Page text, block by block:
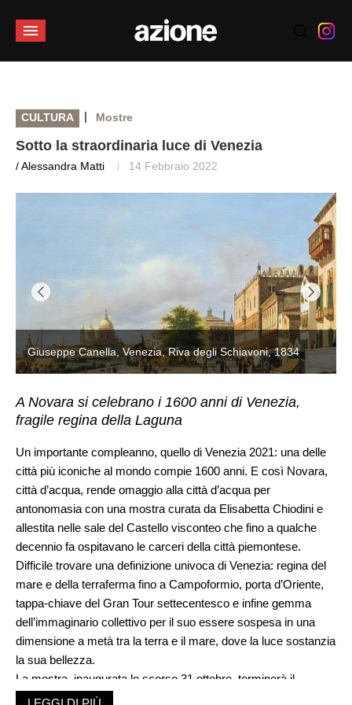
CULTURA | Mostre
Sotto la straordinaria luce di Venezia
/ Alessandra Matti 14 Febbraio 2022
Giuseppe Canella, Venezia, Riva degli Schiavoni, 1834
A Novara si celebrano i 1600 anni di Venezia,
fragile regina della Laguna
Un importante compleanno, quello di Venezia 2021: una delle
città più iconiche al mondo compie 1600 anni. E così Novara,
città d’acqua, rende omaggio alla città d’acqua per
antonomasia con una mostra curata da Elisabetta Chiodini e
allestita nelle sale del Castello visconteo che fino a qualche
decennio fa ospitavano le carceri della città piemontese.
Difficile trovare una definizione univoca di Venezia: regina del
mare e della terraferma fino a Campoformio, porta d’Oriente,
tappa-chiave del Gran Tour settecentesco e infine gemma
dell’immaginario collettivo per il suo essere sospesa in una
dimensione a metà tra la terra e il mare, dove la luce sostanzia
la sua bellezza.
La mostra, inaugurata lo scorso 31 ottobre, terminerà il
prossimo 13 marzo, e ci porta per mano alla scoperta di una